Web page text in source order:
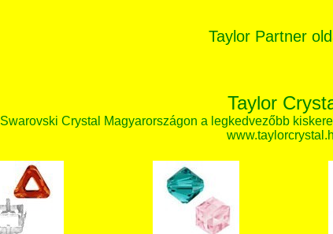
Taylor Partner
Taylor
Swarovski Crystal Magyarországon a legkedvezőbb